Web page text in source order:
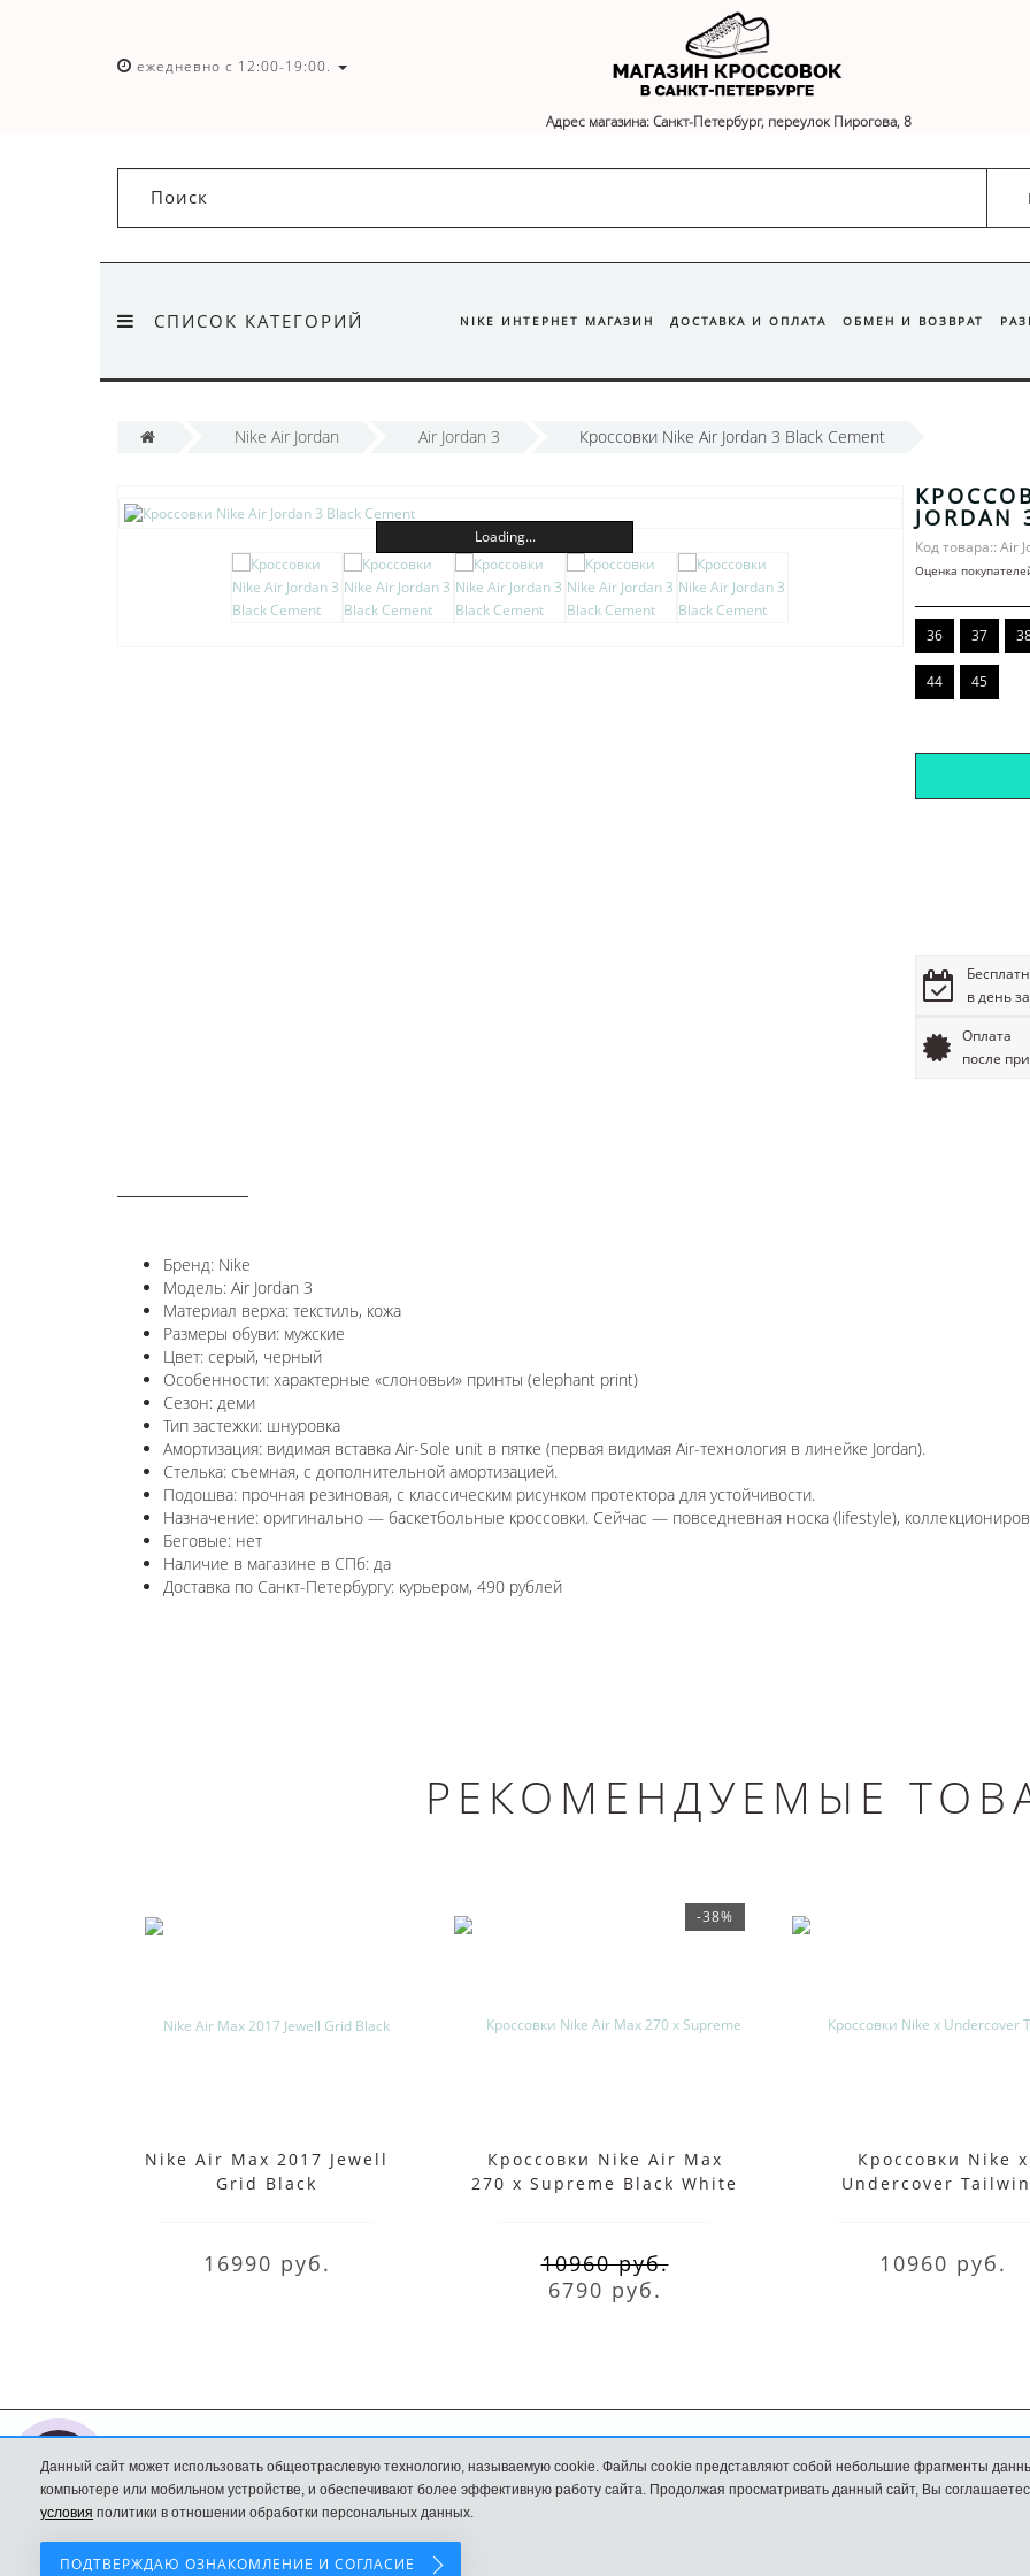
ежедневно с 12:00-19:00.
Адрес магазина: Санкт-Петербург, переулок Пирогова, 8
СПИСОК КАТЕГОРИЙ NIKE ИНТЕРНЕТ МАГАЗИН ДОСТАВКА И ОПЛАТА ОБМЕН И ВОЗВРАТ
Nike Air Jordan Air Jordan 3 Кроссовки Nike Air Jordan 3 Black Cement
Loading...
JORDAN
Код товара:: Air
Оценка
36 37
44 45
в день
Оплата
после
Бренд: Nike
Модель: Air Jordan 3
Материал верха: текстиль, кожа
Размеры обуви: мужские
Цвет: серый, черный
Особенности: характерные «слоновьи» принты (elephant print)
Сезон: деми
Тип застежки: шнуровка
Амортизация: видимая вставка Air-Sole unit в пятке (первая видимая Air-технология в линейке Jordan).
Стелька: съемная, с дополнительной амортизацией.
Подошва: прочная резиновая, с классическим рисунком протектора для устойчивости.
Назначение: оригинально — баскетбольные кроссовки. Сейчас — повседневная носка (lifestyle),
Беговые: нет
Наличие в магазине в СПб: да
Доставка по Санкт-Петербургу: курьером, 490 рублей
РЕКОМЕНДУЕМЫЕ
Nike Air Max 2017 Jewell
Grid Black
16990 руб.
-38%
Кроссовки Nike Air Max
270 x Supreme Black White
10960 руб.
6790 руб.
Кроссовки Nike x
Undercover
10960 руб.
Nike интернет
магазин
Доставка и оплата Обмен и возврат
Размеры
Политика
Конфиденциальности
Данный сайт может использовать общеотраслевую технологию, называемую cookie. Файлы cookie представляют собой небольшие фрагменты
компьютере или мобильном устройстве, и обеспечивают более эффективную работу сайта. Продолжая просматривать данный сайт, Вы
условия политики в отношении обработки персональных данных.
ПОДТВЕРЖДАЮ ОЗНАКОМЛЕНИЕ И СОГЛАСИЕ